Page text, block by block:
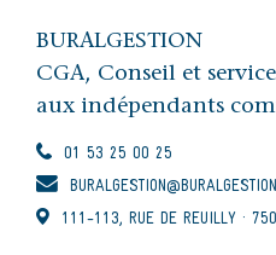
BURALGESTION
CGA, Conseil et
aux indépendants
01 53 25 00 25
111-113, RUE DE REUILLY ·